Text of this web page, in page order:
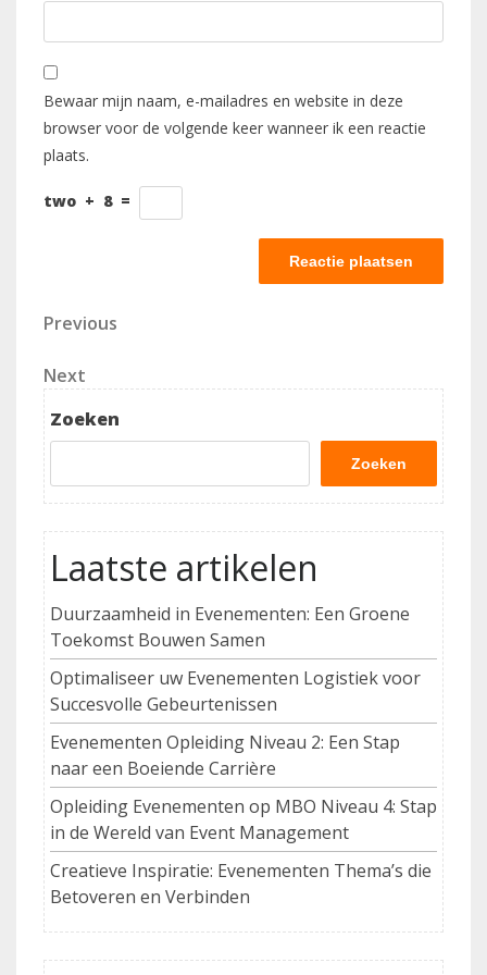
Bewaar mijn naam, e-mailadres en website in deze
browser voor de volgende keer wanneer ik een reactie
plaats.
two + 8 =
Berichtnavigatie
Previous
Previous
Next
Post
Next
Zoeken
Zoeken
Laatste artikelen
Duurzaamheid in Evenementen: Een Groene
Toekomst Bouwen Samen
Optimaliseer uw Evenementen Logistiek voor
Succesvolle Gebeurtenissen
Evenementen Opleiding Niveau 2: Een Stap
naar een Boeiende Carrière
Opleiding Evenementen op MBO Niveau 4: Stap
in de Wereld van Event Management
Creatieve Inspiratie: Evenementen Thema’s die
Betoveren en Verbinden